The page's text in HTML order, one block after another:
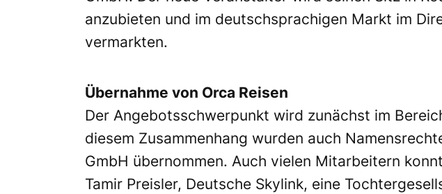
anzubieten und im deutschsprachigen Markt im
vermarkten.
Übernahme von Orca Reisen
Der Angebotsschwerpunkt wird zunächst im
diesem Zusammenhang wurden auch
GmbH übernommen. Auch vielen Mitarbeitern
Tamir Preisler, Deutsche Skylink, eine